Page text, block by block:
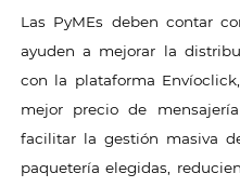
Las PyMEs deben contar
ayuden a mejorar la
con la plataforma
mejor precio de
facilitar la gestión masiva
paquetería elegidas,